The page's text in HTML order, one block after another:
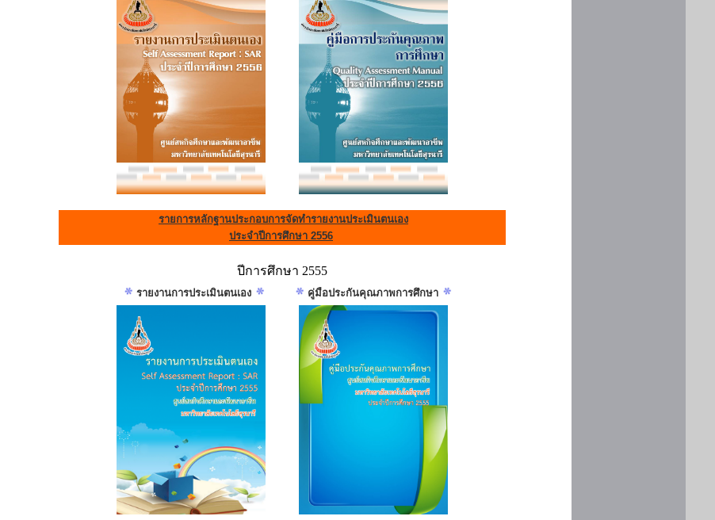
รายการหลักฐานประกอบการจัดทำรายงานประเมินตนเอง
ประจำปีการศึกษา 2556
ปีการศึกษา 2555
รายงานการประเมินตนเอง คู่มือประกันคุณภาพการศึกษา